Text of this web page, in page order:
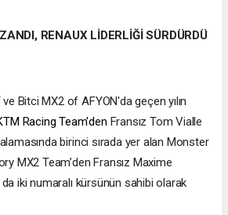
RENAUX LİDERLİĞİ SÜRDÜRDÜ
Bitci MX2 of AFYON'da geçen yılın
Racing Team'den Fransız Tom Vialle
birinci sırada yer alan Monster
MX2 Team’den Fransız Maxime
iki numaralı kürsünün sahibi olarak